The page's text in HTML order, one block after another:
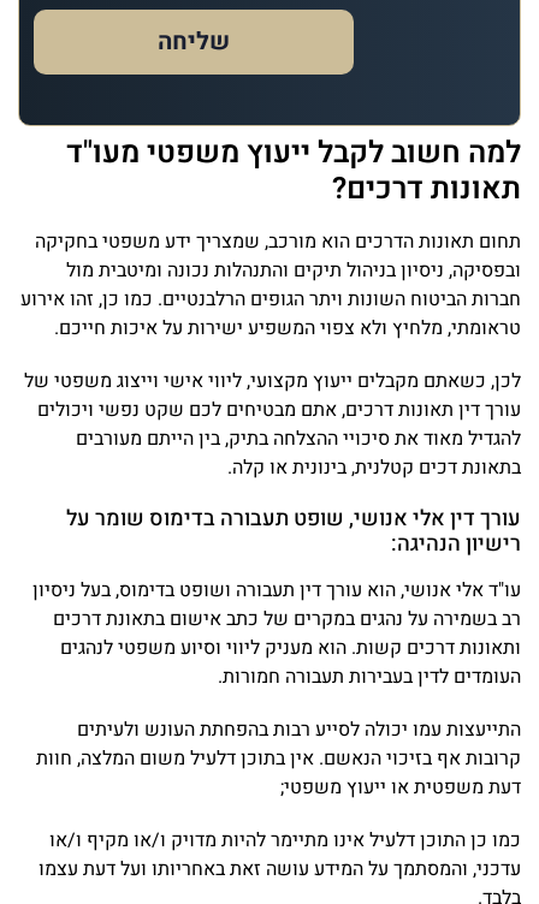
שליחה
למה חשוב לקבל ייעוץ משפטי מעו"ד
תאונות דרכים?
תחום תאונות הדרכים הוא מורכב, שמצריך ידע משפטי בחקיקה
ובפסיקה, ניסיון בניהול תיקים והתנהלות נכונה ומיטבית מול
חברות הביטוח השונות ויתר הגופים הרלבנטיים. כמו כן, זהו אירוע
טראומתי, מלחיץ ולא צפוי המשפיע ישירות על איכות חייכם.
לכן, כשאתם מקבלים ייעוץ מקצועי, ליווי אישי וייצוג משפטי של
עורך דין תאונות דרכים, אתם מבטיחים לכם שקט נפשי ויכולים
להגדיל מאוד את סיכויי ההצלחה בתיק, בין הייתם מעורבים
בתאונת דכים קטלנית, בינונית או קלה.
עורך דין אלי אנושי, שופט תעבורה בדימוס שומר על
רישיון הנהיגה:
עו"ד אלי אנושי, הוא עורך דין תעבורה ושופט בדימוס, בעל ניסיון
רב בשמירה על נהגים במקרים של כתב אישום בתאונת דרכים
ותאונות דרכים קשות. הוא מעניק ליווי וסיוע משפטי לנהגים
העומדים לדין בעבירות תעבורה חמורות.
התייעצות עמו יכולה לסייע רבות בהפחתת העונש ולעיתים
קרובות אף בזיכוי הנאשם. אין בתוכן דלעיל משום המלצה, חוות
דעת משפטית או ייעוץ משפטי;
כמו כן התוכן דלעיל אינו מתיימר להיות מדויק ו/או מקיף ו/או
עדכני, והמסתמך על המידע עושה זאת באחריותו ועל דעת עצמו